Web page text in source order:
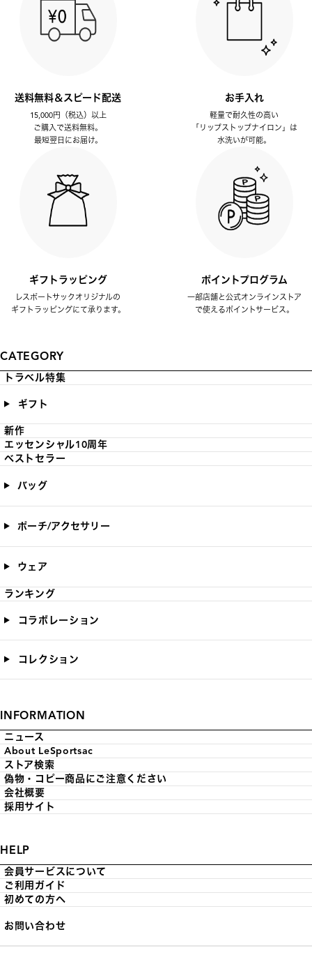
送料無料＆スピード配送
15,000円（税込）以上
ご購入で送料無料。
最短翌日にお届け。
お手入れ
軽量で耐久性の高い
「リップストップナイロン」は
水洗いが可能。
ギフトラッピング
レスポートサックオリジナルの
ギフトラッピングにて承ります。
ポイントプログラム
一部店舗と公式オンラインストア
で使えるポイントサービス。
CATEGORY
トラベル特集
ギフト
新作
エッセンシャル10周年
ベストセラー
バッグ
ポーチ/アクセサリー
ウェア
ランキング
コラボレーション
コレクション
INFORMATION
ニュース
About LeSportsac
ストア検索
偽物・コピー商品にご注意ください
会社概要
採用サイト
HELP
会員サービスについて
ご利用ガイド
初めての方へ
お問い合わせ